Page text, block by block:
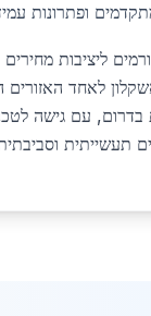
ופתרונות
ליציבות
לאחד האזורים
בדרום, עם גישה
תעשייתית